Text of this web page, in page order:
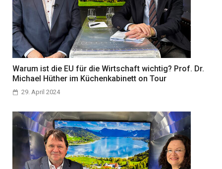
Warum ist die EU für die Wirtschaft wichtig? Prof. Dr.
Michael Hüther im Küchenkabinett on Tour
29. April 2024